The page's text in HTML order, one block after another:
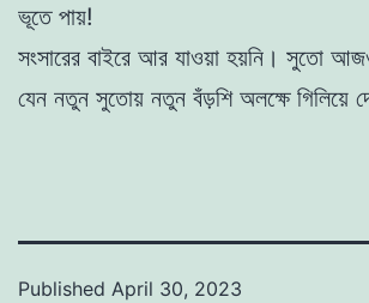
ভূতে পায়!
সংসারের বাইরে আর যাওয়া হয়নি। সুতো
যেন নতুন সুতোয় নতুন বঁড়শি অলক্ষে গিলিয়ে
Published April 30, 2023